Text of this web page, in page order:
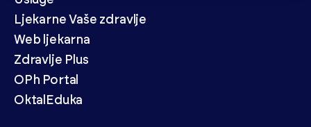
Ljekarne Vaše zdravlje
Web ljekarna
Zdravlje Plus
OPh Portal
OktalEduka